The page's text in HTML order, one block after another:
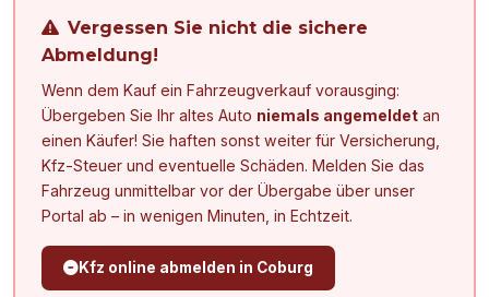
Vergessen Sie nicht die sichere
Abmeldung!
Wenn dem Kauf ein Fahrzeugverkauf vorausging:
Übergeben Sie Ihr altes Auto niemals angemeldetan
einen Käufer! Sie haften sonst weiter für Versicherung,
Kfz-Steuer und eventuelle Schäden. Melden Sie das
Fahrzeug unmittelbar vor der Übergabe über unser
Portal ab – in wenigen Minuten, in Echtzeit.
Kfz online abmelden in Coburg